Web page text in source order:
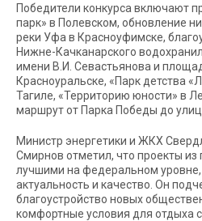
Победители конкурса включают
парк» в Полевском, обновление
реки Уфа в Красноуфимске,
Нижне-Качканарского
имени В.И. Севастьянова и
Красноуральске, «Парк детства
Тагиле, «Территорию юности» в
маршрут от Парка Победы до
Министр энергетики и ЖКХ
Смирнов отметил, что проекты из
лучшими на федеральном уровне,
актуальность и качество. Он
благоустройство новых
комфортные условия для отдыха